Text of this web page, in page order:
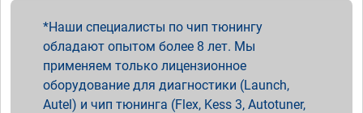
Наши специалисты по чип тюнингу
обладают опытом более 8 лет. Мы
применяем только лицензионное
оборудование для диагностики (Launch,
Autel) и чип тюнинга (Flex, Kess 3, Autotuner,